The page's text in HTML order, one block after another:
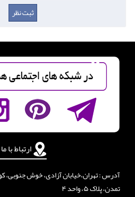
ارتباط با ما
آدرس : تهران،خیابان آزادی، خوش جنوبی،
تمدن، پلاک ۵، واحد ۴